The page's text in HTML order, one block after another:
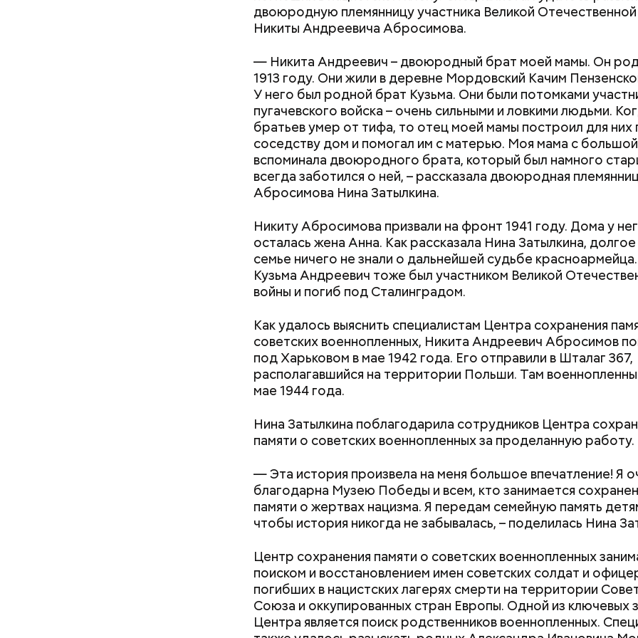
двоюродную племянницу участника Великой
Никиты Андреевича Абросимова.
— Никита Андреевич – двоюродный брат моей мамы. Он
1913 году. Они жили в деревне Мордовский Качим
У него был родной брат Кузьма. Они были потомками
пугачевского войска – очень сильными и ловкими людьми.
братьев умер от тифа, то отец моей мамы построил для них
соседству дом и помогал им с матерью. Моя мама с
вспоминала двоюродного брата, который был намного
всегда заботился о ней, – рассказала двоюродная
Абросимова Нина Затылкина.
Никиту Абросимова призвали на фронт 1941 году. Дома у
осталась жена Анна. Как рассказала Нина Затылкина,
семье ничего не знали о дальнейшей судьбе
Кузьма Андреевич тоже был участником Великой
войны и погиб под Сталинградом.
Как удалось выяснить специалистам Центра сохранения
советских военнопленных, Никита Андреевич Абросимов
под Харьковом в мае 1942 года. Его отправили в Шталаг 367,
располагавшийся на территории Польши. Там
мае 1944 года.
Нина Затылкина поблагодарила сотрудников Центра
памяти о советских военнопленных за проделанную работу.
— Эта история произвела на меня большое впечатление! Я
благодарна Музею Победы и всем, кто занимается
памяти о жертвах нацизма. Я передам семейную память
чтобы история никогда не забывалась, – поделилась Нина
Центр сохранения памяти о советских военнопленных
поиском и восстановлением имен советских солдат и
погибших в нацистских лагерях смерти на территории
Союза и оккупированных стран Европы. Одной из ключевых
Центра является поиск родственников военнопленных.
Как на производстве
Мастерские и лаборатории колледжей, которые уже
больше напоминают реальные производственные площадки,
учебные помещения.
Мария добавила, что здесь она увидела: киношники
многозадачно, что отлично подошло бы ей по складу ума и
Во время экскурсии школьники побывали на разных
числе в Москве 1920-1930-х годов, где воссозданы квартиры
и Владимира Маяковского, в столице 1940-х с
домами в камуфляжной маскировке. А еще увидели самый
хромакей в Европе.
Людей разбросало по
проезжей части: как
легковушка сбила толпу
пешеходов в Омске
«Семьей это
смартфона
паре